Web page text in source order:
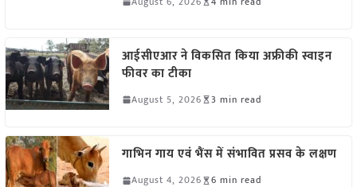
आईसीएआर ने विकसित किया अफ्रीकी स्वाइन
फीवर का टीका
August 5, 2026 3 min read
गाभिन गाय एवं भैंस में संभावित प्रसव के लक्षण
August 4, 2026 6 min read